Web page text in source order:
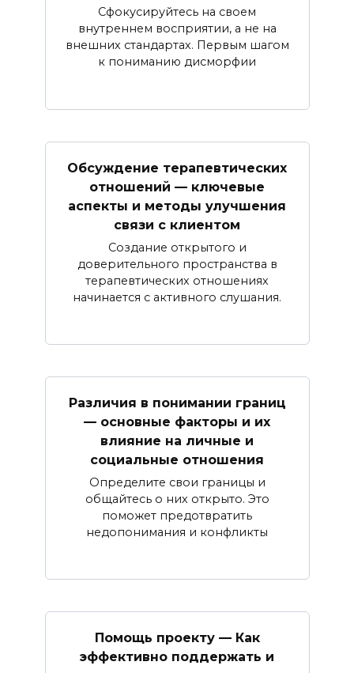
Сфокусируйтесь на своем
внутреннем восприятии, а не на
внешних стандартах. Первым шагом
к пониманию дисморфии
Обсуждение терапевтических
отношений — ключевые
аспекты и методы улучшения
связи с клиентом
Создание открытого и
доверительного пространства в
терапевтических отношениях
начинается с активного слушания.
Различия в понимании границ
— основные факторы и их
влияние на личные и
социальные отношения
Определите свои границы и
общайтесь о них открыто. Это
поможет предотвратить
недопонимания и конфликты
Помощь проекту — Как
эффективно поддержать и